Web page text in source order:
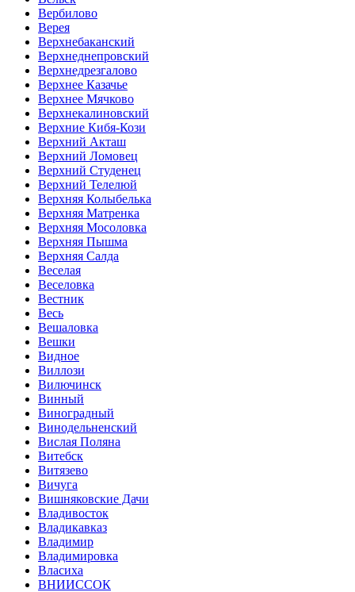
Вербилово
Верея
Верхнебаканский
Верхнеднепровский
Верхнедрезгалово
Верхнее Казачье
Верхнее Мячково
Верхнекалиновский
Верхние Кибя-Кози
Верхний Акташ
Верхний Ломовец
Верхний Студенец
Верхний Телелюй
Верхняя Колыбелька
Верхняя Матренка
Верхняя Мосоловка
Верхняя Пышма
Верхняя Салда
Веселая
Веселовка
Вестник
Весь
Вешаловка
Вешки
Видное
Виллози
Вилючинск
Винный
Виноградный
Винодельненский
Вислая Поляна
Витебск
Витязево
Вичуга
Вишняковские Дачи
Владивосток
Владикавказ
Владимир
Владимировка
Власиха
ВНИИССОК